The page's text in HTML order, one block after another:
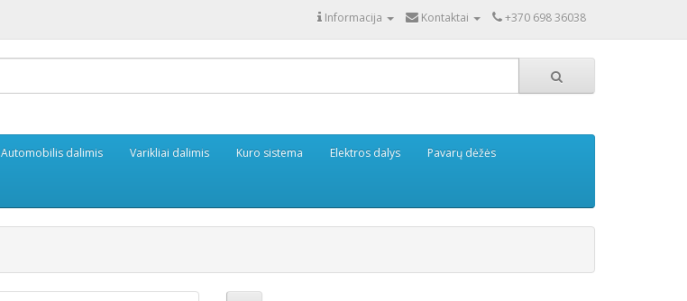
Informacija Kontaktai +370 698 36038
Automobilis dalimis Varikliai dalimis Kuro sistema Elektros dalys Pavarų dėžės